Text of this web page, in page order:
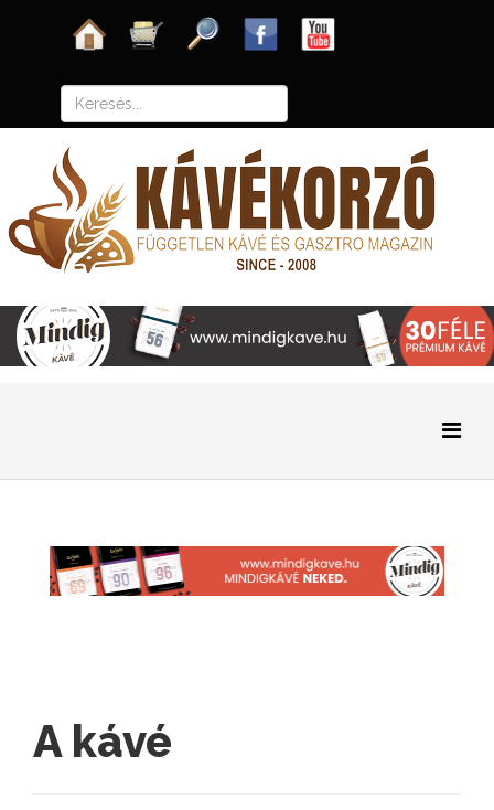
A kávé